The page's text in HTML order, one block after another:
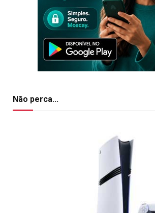
Não perca...